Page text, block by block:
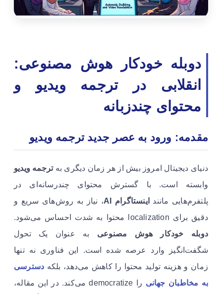
دوبله خودکار هوش مصنوعی:
انقلابی در ترجمه ویدیو و
محتوای چندزبانه
مقدمه: ورود به عصر جدید ترجمه ویدیو
دنیای دیجیتال امروز بیش از هر زمان دیگری بهترجمه ویدیو
وابسته است. با گسترش محتوای چندرسانه‌ای در
پلتفرم‌هایی مانند
اینستاگرام AI
، نیاز به روش‌های سریع و
دقیق برای localization محتوا به شدت احساس می‌شود.
دوبله خودکار هوش مصنوعی به عنوان یک تحول
شگفت‌انگیز وارد عرصه شده است. این فناوری نه تنها
زمان و هزینه تولید محتوا را کاهش می‌دهد، بلکه دسترسی
به مخاطبان جهانی
را democratize می‌کند. در این مقاله،